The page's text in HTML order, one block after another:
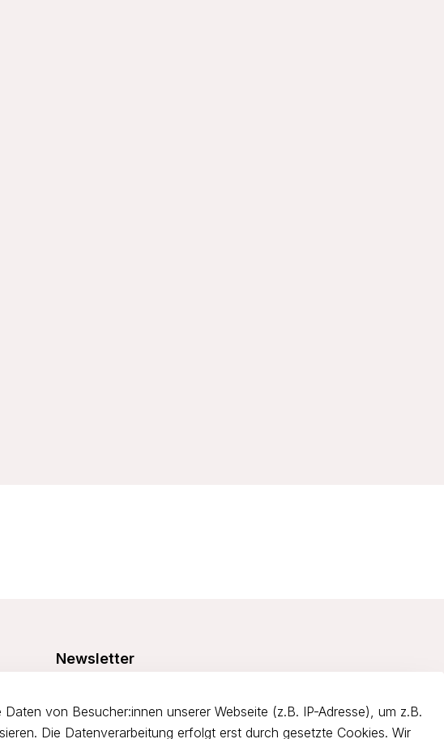
von Besucher:innen unserer Webseite (z.B. IP-Adresse), um z.B.
Die Datenverarbeitung erfolgt erst durch gesetzte Cookies. Wir
Newsletter
profitiere von Angeboten.